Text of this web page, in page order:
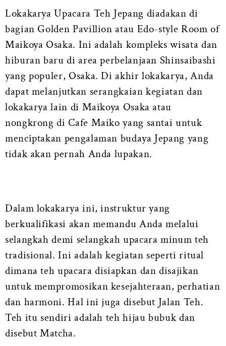
Lokakarya Upacara Teh Jepang diadakan di
bagian Golden Pavillion atau Edo-style Room of
Maikoya Osaka. Ini adalah kompleks wisata dan
hiburan baru di area perbelanjaan Shinsaibashi
yang populer, Osaka. Di akhir lokakarya, Anda
dapat melanjutkan serangkaian kegiatan dan
lokakarya lain di Maikoya Osaka atau
nongkrong di Cafe Maiko yang santai untuk
menciptakan pengalaman budaya Jepang yang
tidak akan pernah Anda lupakan.
Dalam lokakarya ini, instruktur yang
berkualifikasi akan memandu Anda melalui
selangkah demi selangkah upacara minum teh
tradisional. Ini adalah kegiatan seperti ritual
dimana teh upacara disiapkan dan disajikan
untuk mempromosikan kesejahteraan, perhatian
dan harmoni. Hal ini juga disebut Jalan Teh.
Teh itu sendiri adalah teh hijau bubuk dan
disebut Matcha.